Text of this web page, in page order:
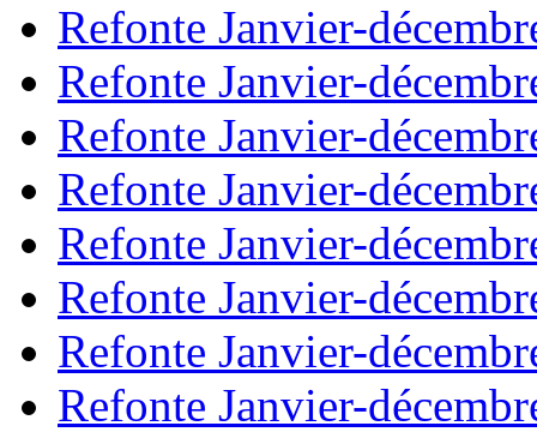
Refonte Janvier-
Refonte Janvier-
Refonte Janvier-
Refonte Janvier-
Refonte Janvier-
Refonte Janvier-
Refonte Janvier-
Refonte Janvier-